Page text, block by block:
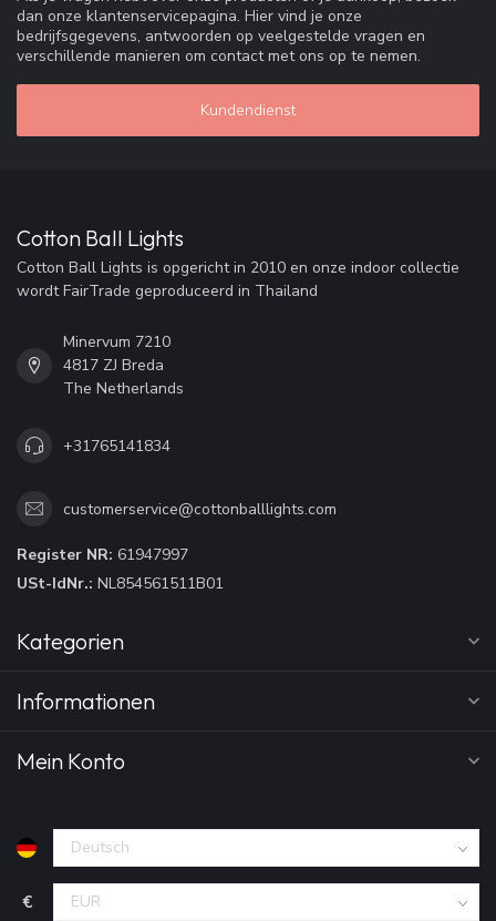
dan onze klantenservicepagina. Hier vind je onze
bedrijfsgegevens, antwoorden op veelgestelde vragen en
verschillende manieren om contact met ons op te nemen.
Kundendienst
Cotton Ball Lights
Cotton Ball Lights is opgericht in 2010 en onze indoor collectie
wordt FairTrade geproduceerd in Thailand
Minervum 7210
4817 ZJ Breda
The Netherlands
+31765141834
customerservice@cottonballlights.com
Register NR: 61947997
USt-IdNr.: NL854561511B01
Kategorien
Informationen
Mein Konto
€